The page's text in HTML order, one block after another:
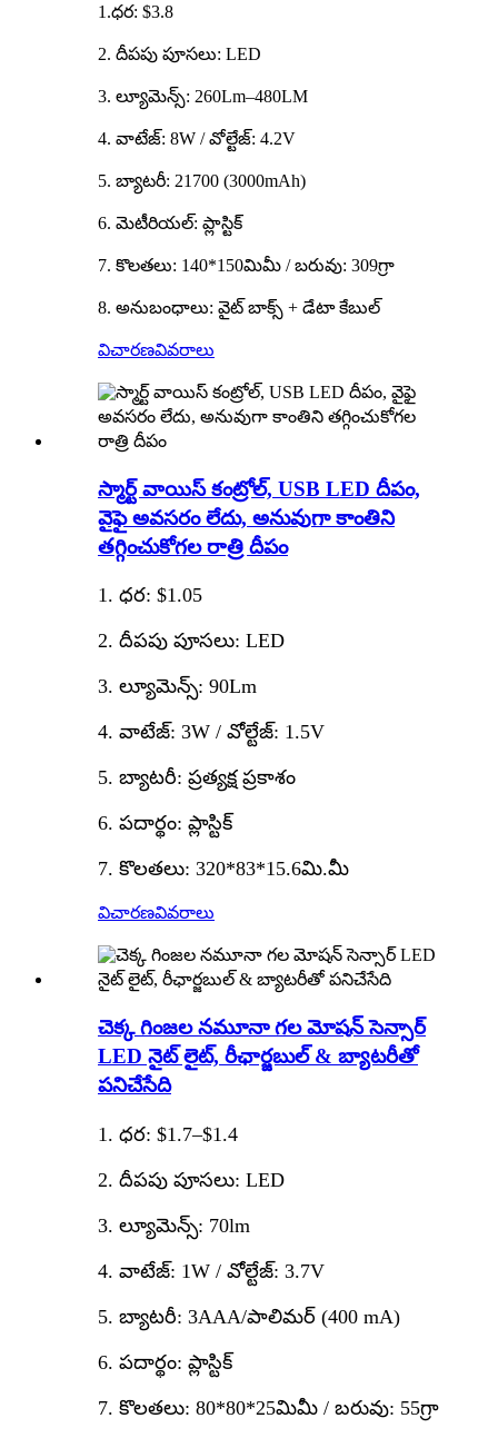
1.ధర: $3.8
2. దీపపు పూసలు: LED
3. ల్యూమెన్స్: 260Lm–480LM
4. వాటేజ్: 8W / వోల్టేజ్: 4.2V
5. బ్యాటరీ: 21700 (3000mAh)
6. మెటీరియల్: ప్లాస్టిక్
7. కొలతలు: 140*150మిమీ / బరువు: 309గ్రా
8. అనుబంధాలు: వైట్ బాక్స్ + డేటా కేబుల్
విచారణవివరాలు
స్మార్ట్ వాయిస్ కంట్రోల్, USB LED దీపం,
వైఫై అవసరం లేదు, అనువుగా కాంతిని
తగ్గించుకోగల రాత్రి దీపం
1. ధర: $1.05
2. దీపపు పూసలు: LED
3. ల్యూమెన్స్: 90Lm
4. వాటేజ్: 3W / వోల్టేజ్: 1.5V
5. బ్యాటరీ: ప్రత్యక్ష ప్రకాశం
6. పదార్థం: ప్లాస్టిక్
7. కొలతలు: 320*83*15.6మి.మీ
విచారణవివరాలు
చెక్క గింజల నమూనా గల మోషన్ సెన్సార్
LED నైట్ లైట్, రీఛార్జబుల్ & బ్యాటరీతో
పనిచేసేది
1. ధర: $1.7–$1.4
2. దీపపు పూసలు: LED
3. ల్యూమెన్స్: 70lm
4. వాటేజ్: 1W / వోల్టేజ్: 3.7V
5. బ్యాటరీ: 3AAA/పాలిమర్ (400 mA)
6. పదార్థం: ప్లాస్టిక్
7. కొలతలు: 80*80*25మిమీ / బరువు: 55గ్రా